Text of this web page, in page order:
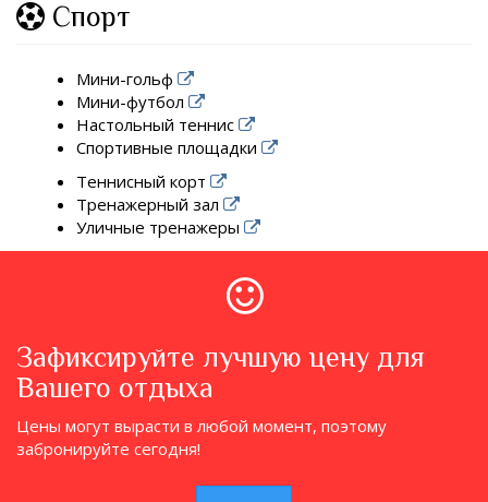
Спорт
Мини-гольф
Мини-футбол
Настольный теннис
Спортивные площадки
Теннисный корт
Тренажерный зал
Уличные тренажеры
Зафиксируйте лучшую цену для
Вашего отдыха
Цены могут вырасти в любой момент, поэтому
забронируйте сегодня!